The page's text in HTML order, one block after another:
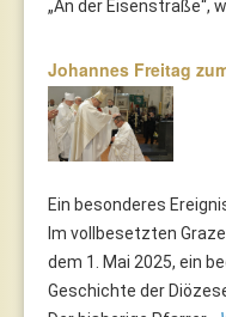
„An der Eisenstraße“,
Johannes Freitag
Ein besonderes
Im vollbesetzten
dem 1. Mai 2025, ein
Geschichte der